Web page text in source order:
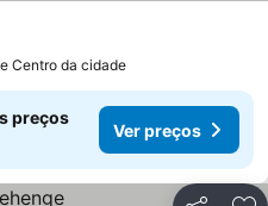
Centro da cidade
preços
Ver preços